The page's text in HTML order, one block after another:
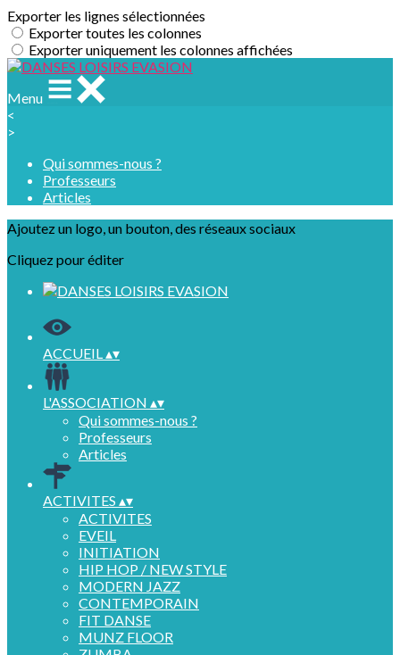
Exporter les lignes sélectionnées
Exporter toutes les colonnes
Exporter uniquement les colonnes affichées
Menu
<
>
Qui sommes-nous ?
Professeurs
Articles
Ajoutez un logo, un bouton, des réseaux sociaux
Cliquez pour éditer
ACCUEIL▴▾
L'ASSOCIATION ▴▾
Qui sommes-nous ?
Professeurs
Articles
ACTIVITES ▴▾
ACTIVITES
EVEIL
INITIATION
HIP HOP / NEW STYLE
MODERN JAZZ
CONTEMPORAIN
FIT DANSE
MUNZ FLOOR